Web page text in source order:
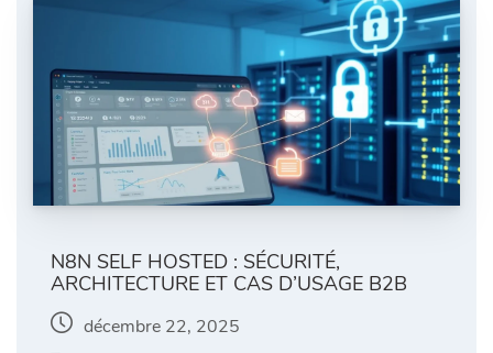
N8N SELF HOSTED : SÉCURITÉ,
ARCHITECTURE ET CAS D’USAGE B2B
décembre 22, 2025